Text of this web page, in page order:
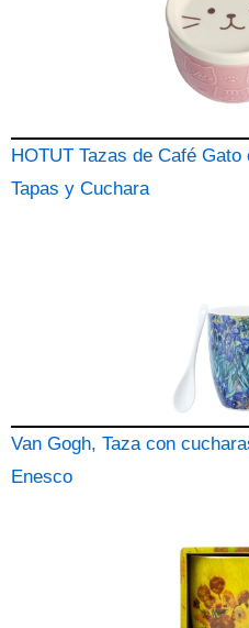
HOTUT Tazas de Café Gato
Tapas y Cuchara
Van Gogh, Taza con
Enesco